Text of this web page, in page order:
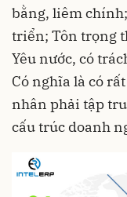
bằng, liêm
triển; Tôn trọng
Yêu nước, có
Có nghĩa là có
nhân phải tập
cấu trúc doanh